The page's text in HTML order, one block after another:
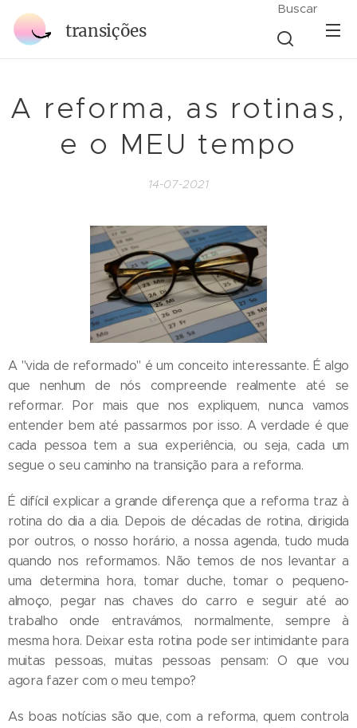
transições
Buscar
A reforma, as rotinas,
e o MEU tempo
14-07-2021
A "vida de reformado" é um conceito interessante. É algo
que nenhum de nós compreende realmente até se
reformar. Por mais que nos expliquem, nunca vamos
entender bem até passarmos por isso. A verdade é que
cada pessoa tem a sua experiência, ou seja, cada um
segue o seu caminho na transição para a reforma.
É difícil explicar a grande diferença que a reforma traz à
rotina do dia a dia. Depois de décadas de rotina, dirigida
por outros, o nosso horário, a nossa agenda, tudo muda
quando nos reformamos. Não temos de nos levantar a
uma determina hora, tomar duche, tomar o pequeno-
almoço, pegar nas chaves do carro e seguir até ao
trabalho onde entravámos, normalmente, sempre à
mesma hora. Deixar esta rotina pode ser intimidante para
muitas pessoas, muitas pessoas pensam: O que vou
agora fazer com o meu tempo?
As boas notícias são que, com a reforma, quem controla